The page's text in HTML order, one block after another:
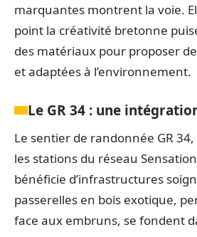
marquantes montrent la voie.
point la créativité bretonne
des matériaux pour proposer
et adaptées à l’environnement.
Le GR 34 : une
Le sentier de randonnée GR
les stations du réseau
bénéficie d’infrastructures
passerelles en bois exotique,
face aux embruns, se fondent